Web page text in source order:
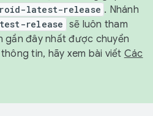
latest-release . Nhánh
release sẽ luôn tham
gần đây nhất được chuyển
tin, hãy xem bài viết Các